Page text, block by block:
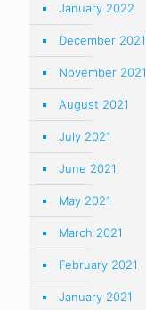
January 2022
December 2021
November 2021
August 2021
July 2021
June 2021
May 2021
March 2021
February 2021
January 2021